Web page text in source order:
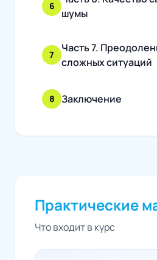
6
шумы
7
Часть 7.
сложных ситуаций
8 Заключение
Практические
Что входит в курс